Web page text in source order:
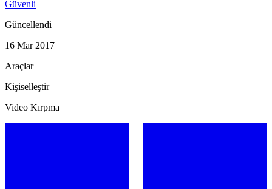
Güvenli
Güncellendi
16 Mar 2017
Araçlar
Kişiselleştir
Video Kırpma